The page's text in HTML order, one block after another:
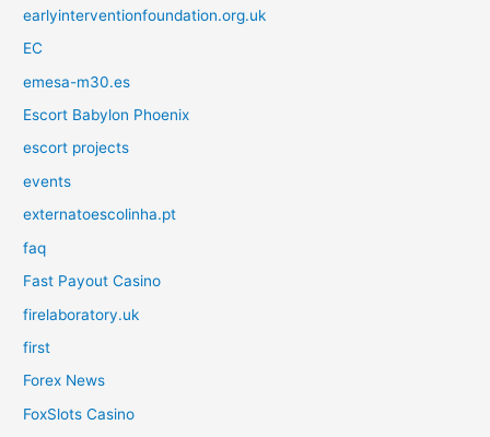
earlyinterventionfoundation.org.uk
EC
emesa-m30.es
Escort Babylon Phoenix
escort projects
events
externatoescolinha.pt
faq
Fast Payout Casino
firelaboratory.uk
first
Forex News
FoxSlots Casino